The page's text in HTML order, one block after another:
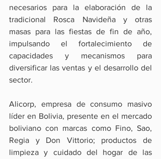
necesarios para la elaboración de la
tradicional Rosca Navideña y otras
masas para las fiestas de fin de año,
impulsando el fortalecimiento de
capacidades y mecanismos para
diversificar las ventas y el desarrollo del
sector.
Alicorp, empresa de consumo masivo
líder en Bolivia, presente en el mercado
boliviano con marcas como Fino, Sao,
Regia y Don Vittorio; productos de
limpieza y cuidado del hogar de las